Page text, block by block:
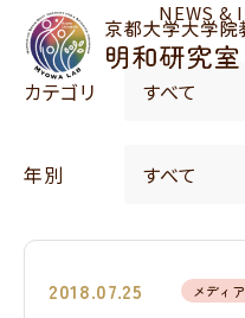
NEWS &
カテゴリ
年別
2018.07.25 メディア